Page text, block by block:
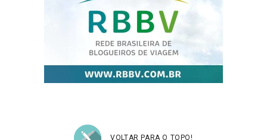
VOLTAR PARA O TOPO!